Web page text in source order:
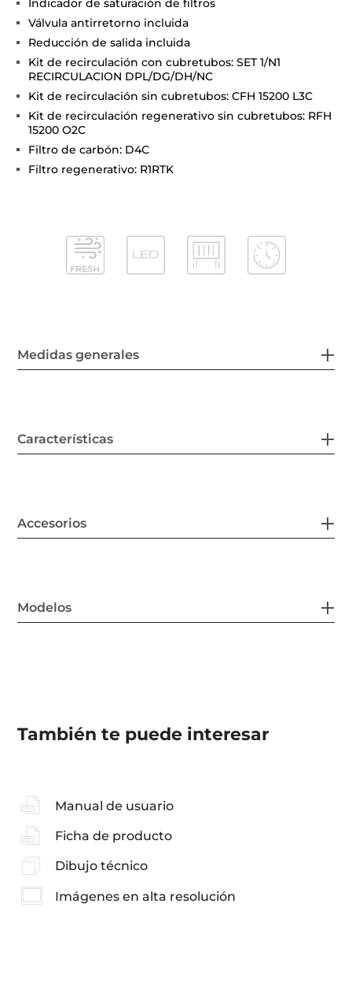
Indicador de saturación de filtros
Válvula antirretorno incluida
Reducción de salida incluida
Kit de recirculación con cubretubos: SET 1/N1
RECIRCULACION DPL/DG/DH/NC
Kit de recirculación sin cubretubos: CFH 15200 L3C
Kit de recirculación regenerativo sin cubretubos: RFH
15200 O2C
Filtro de carbón: D4C
Filtro regenerativo: R1RTK
Medidas generales
Características
Accesorios
Modelos
También te puede interesar
Manual de usuario
Ficha de producto
Dibujo técnico
Imágenes en alta resolución